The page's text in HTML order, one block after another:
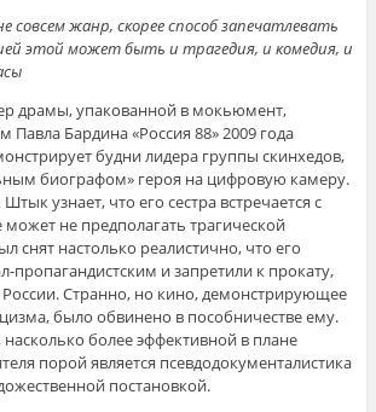
совсем жанр, скорее способ запечатлевать
этой может быть и трагедия, и комедия, и
драмы, упакованной в мокьюмент,
Павла Бардина «Россия 88» 2009 года
будни лидера группы скинхедов,
биографом» героя на цифровую камеру.
узнает, что его сестра встречается с
может не предполагать трагической
снят настолько реалистично, что его
пропагандистским и запретили к прокату,
Странно, но кино, демонстрирующее
было обвинено в пособничестве ему.
более эффективной в плане
порой является псевдодокументалистика
постановкой.